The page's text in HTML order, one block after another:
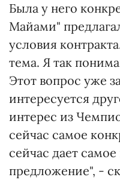
Была у него
Майами"
условия
тема. Я так
Этот вопрос уже
интересуется
интерес из
сейчас самое
сейчас дает
предложение", -